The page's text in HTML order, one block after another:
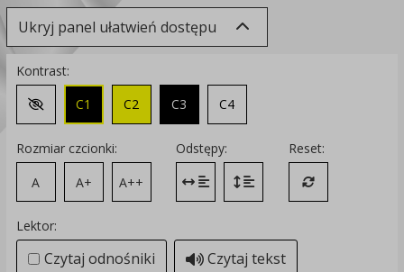
Ukryj panel ułatwień dostępu
Kontrast:
Zmień kontrast na domyślny
C1 C2 C3 C4
Rozmiar czcionki:
A
A+ A++
Odstępy:
Zmień odstęp między literami
Zmień interlinię i margines
Reset:
Przywróć
Lektor:
Czytaj odnośniki Czytaj tekst